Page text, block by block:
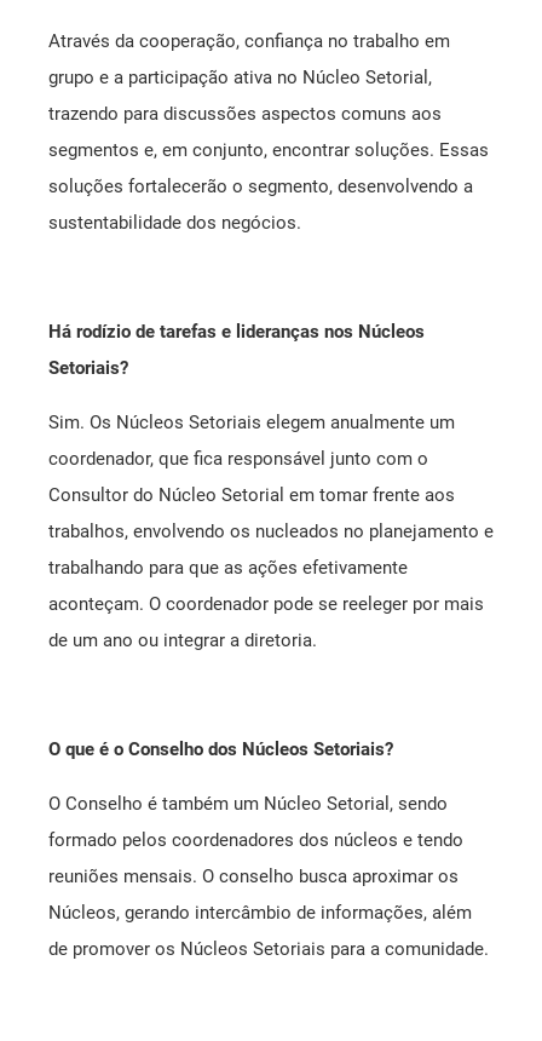
Através da cooperação, confiança no trabalho em
grupo e a participação ativa no Núcleo Setorial,
trazendo para discussões aspectos comuns aos
segmentos e, em conjunto, encontrar soluções. Essas
soluções fortalecerão o segmento, desenvolvendo a
sustentabilidade dos negócios.
Há rodízio de tarefas e lideranças nos Núcleos
Setoriais?
Sim. Os Núcleos Setoriais elegem anualmente um
coordenador, que fica responsável junto com o
Consultor do Núcleo Setorial em tomar frente aos
trabalhos, envolvendo os nucleados no planejamento e
trabalhando para que as ações efetivamente
aconteçam. O coordenador pode se reeleger por mais
de um ano ou integrar a diretoria.
O que é o Conselho dos Núcleos Setoriais?
O Conselho é também um Núcleo Setorial, sendo
formado pelos coordenadores dos núcleos e tendo
reuniões mensais. O conselho busca aproximar os
Núcleos, gerando intercâmbio de informações, além
de promover os Núcleos Setoriais para a comunidade.